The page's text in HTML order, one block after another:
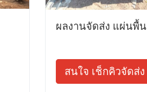
ผลงานจัดส่ง แผ่นพื้น
สนใจ เช็กคิวจัดส่ง